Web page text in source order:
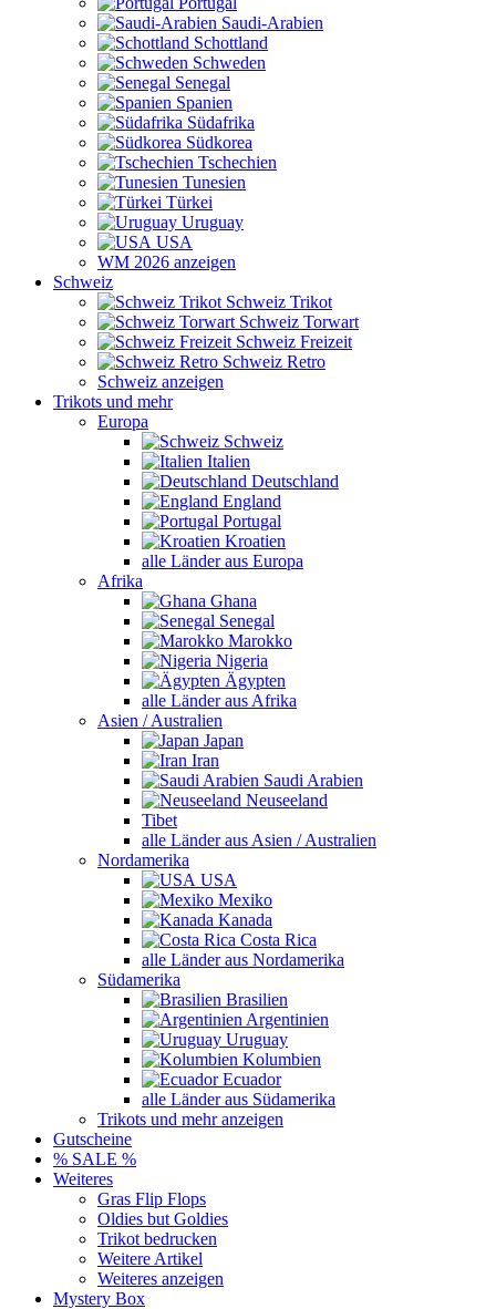
Saudi-Arabien
Schottland
Schweden
Senegal
Spanien
Südafrika
Südkorea
Tschechien
Tunesien
Türkei
Uruguay
USA
WM 2026 anzeigen
Schweiz
Schweiz Trikot
Schweiz Torwart
Schweiz Freizeit
Schweiz Retro
Schweiz anzeigen
Trikots und mehr
Europa
Schweiz
Italien
Deutschland
England
Portugal
Kroatien
alle Länder aus Europa
Afrika
Ghana
Senegal
Marokko
Nigeria
Ägypten
alle Länder aus Afrika
Asien / Australien
Japan
Iran
Saudi Arabien
Neuseeland
Tibet
alle Länder aus Asien / Australien
Nordamerika
USA
Mexiko
Kanada
Costa Rica
alle Länder aus Nordamerika
Südamerika
Brasilien
Argentinien
Uruguay
Kolumbien
Ecuador
alle Länder aus Südamerika
Trikots und mehr anzeigen
Gutscheine
% SALE %
Weiteres
Gras Flip Flops
Oldies but Goldies
Trikot bedrucken
Weitere Artikel
Weiteres anzeigen
Mystery Box